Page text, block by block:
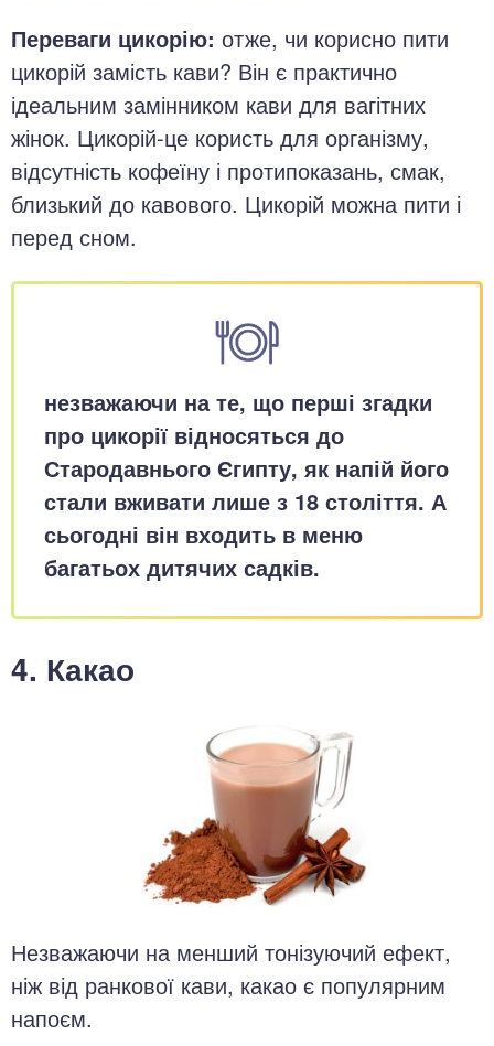
Переваги цикорію: отже, чи корисно пити
цикорій замість кави? Він є практично
ідеальним замінником кави для вагітних
жінок. Цикорій-це користь для організму,
відсутність кофеїну і протипоказань, смак,
близький до кавового. Цикорій можна пити і
перед сном.
незважаючи на те, що перші згадки
про цикорії відносяться до
Стародавнього Єгипту, як напій його
стали вживати лише з 18 століття. А
сьогодні він входить в меню
багатьох дитячих садків.
4. Какао
Незважаючи на менший тонізуючий ефект,
ніж від ранкової кави, какао є популярним
напоєм.